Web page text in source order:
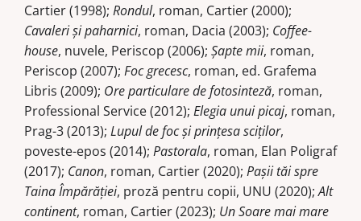
Cartier (1998); Rondul, roman, Cartier (2000);
Cavaleri şi paharnici, roman, Dacia (2003); Coffee-
house, nuvele, Periscop (2006); Şapte mii, roman,
Periscop (2007); Foc grecesc, roman, ed. Grafema
Libris (2009); Ore particulare de fotosinteză, roman,
Professional Service (2012); Elegia unui picaj, roman,
Prag-3 (2013); Lupul de foc şi prinţesa sciţilor,
poveste-epos (2014); Pastorala, roman, Elan Poligraf
(2017); Canon, roman, Cartier (2020); Paşii tăi spre
Taina Împărăţiei, proză pentru copii, UNU (2020);Alt
continent, roman, Cartier (2023); Un Soare mai mare